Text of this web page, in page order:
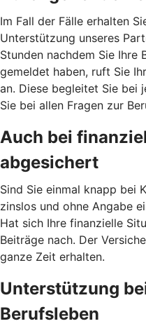
Im Fall der Fälle erhalten
Unterstützung unseres
Stunden nachdem Sie Ihre
gemeldet haben, ruft Sie
an. Diese begleitet Sie bei
Sie bei allen Fragen zur
Auch bei
abgesichert
Sind Sie einmal knapp bei
zinslos und ohne Angabe
Hat sich Ihre finanzielle
Beiträge nach. Der
ganze Zeit erhalten.
Unterstützung
Berufsleben